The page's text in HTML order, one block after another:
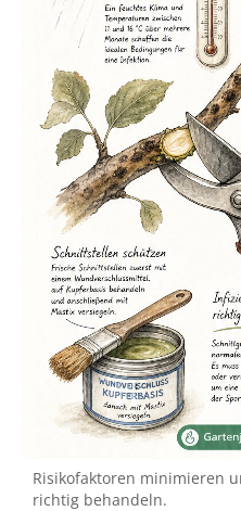
Risikofaktoren minimieren
richtig behandeln.